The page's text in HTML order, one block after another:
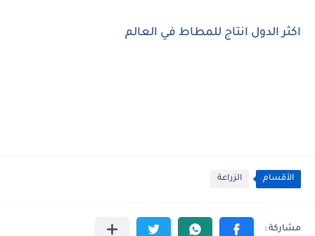
اكثر الدول انتاج للمطاط في العالم
الأقسام الزراعة